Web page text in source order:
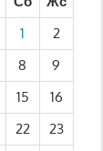
1
2
8
9
15
16
22
23